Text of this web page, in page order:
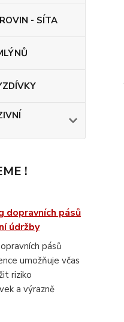
- SÍTA
!
dopravních pásů
údržby
pásů
umožňuje včas
riziko
a výrazně